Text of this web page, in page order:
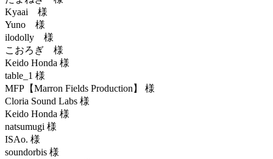
Kyaai 様
Yuno 様
ilodolly 様
こおろぎ 様
Keido Honda 様
table_1 様
MFP【Marron Fields Production】 様
Cloria Sound Labs 様
Keido Honda 様
natsumugi 様
ISAo. 様
soundorbis 様